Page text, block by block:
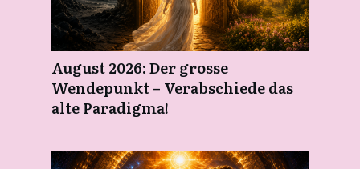
August 2026: Der grosse
Wendepunkt – Verabschiede das
alte Paradigma!